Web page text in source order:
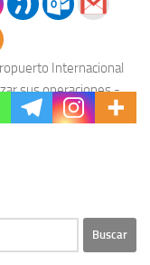
Internacional
sus operaciones -